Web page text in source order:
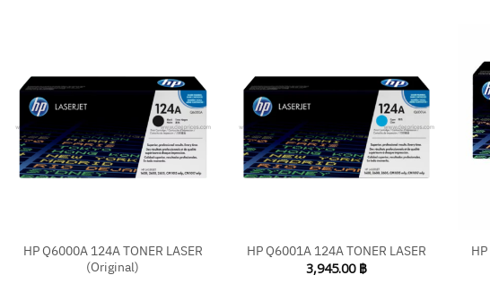
HP Q6000A 124A TONER LASER
(Original)
HP Q6001A 124A TONER LASER
3,945.00 ฿